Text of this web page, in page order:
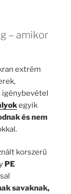
– amikor
extrém
igénybevétel
egyik
és nem
korszerű
PE
savaknak,